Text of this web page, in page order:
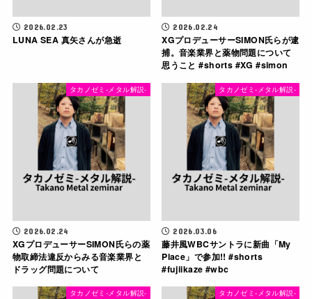
2026.02.23
LUNA SEA 真矢さんが急逝
2026.02.24
XGプロデューサーSIMON氏らが逮
捕。音楽業界と薬物問題について
思うこと #shorts #XG #simon
タカノゼミ-メタル解説-
2026.02.24
XGプロデューサーSIMON氏らの薬
物取締法違反からみる音楽業界と
ドラッグ問題について
タカノゼミ-メタル解説-
2026.03.06
藤井風WBCサントラに新曲「My
Place」で参加!! #shorts
#fujiikaze #wbc
タカノゼミ-メタル解説- タカノゼミ-メタル解説-